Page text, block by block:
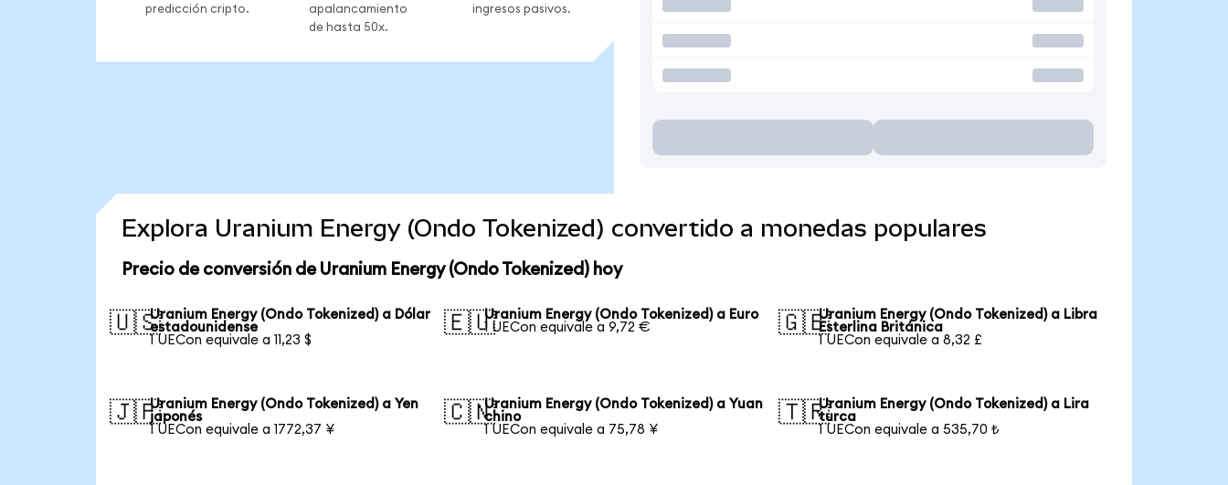
predicción cripto.
apalancamiento
de hasta 50x.
ingresos pasivos.
Explora Uranium Energy (Ondo Tokenized) convertido a monedas populares
Precio de conversión de Uranium Energy (Ondo Tokenized) hoy
🇺🇸Uranium Energy (Ondo Tokenized) a Dólar
estadounidense
1 UECon equivale a 11,23 $
🇪🇺Uranium Energy (Ondo Tokenized) a Euro
1 UECon equivale a 9,72 €
🇬🇧Uranium Energy (Ondo Tokenized) a Libra
Esterlina Británica
1 UECon equivale a 8,32 £
🇯🇵Uranium Energy (Ondo Tokenized) a Yen
japonés
1 UECon equivale a 1772,37 ¥
🇨🇳Uranium Energy (Ondo Tokenized) a Yuan
chino
1 UECon equivale a 75,78 ¥
🇹🇷Uranium Energy (Ondo Tokenized) a Lira
turca
1 UECon equivale a 535,70 ₺